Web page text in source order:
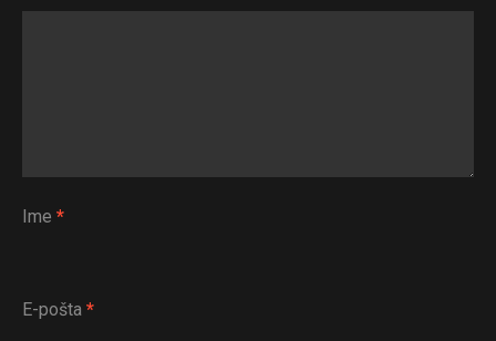
Ime *
E-pošta *